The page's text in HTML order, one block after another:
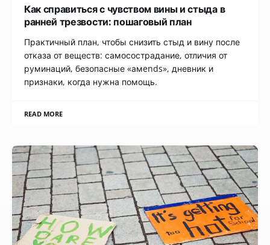
Как справиться с чувством вины и стыда в
ранней трезвости: пошаговый план
Практичный план, чтобы снизить стыд и вину после
отказа от веществ: самосострадание, отличия от
руминаций, безопасные «амends», дневник и
признаки, когда нужна помощь.
READ MORE